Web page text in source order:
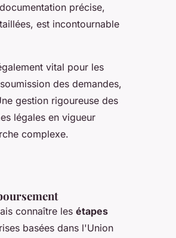
précise,
est incontournable
vital pour les
des demandes,
gestion rigoureuse des
légales en vigueur
complexe.
connaître les étapes
basées dans l'Union